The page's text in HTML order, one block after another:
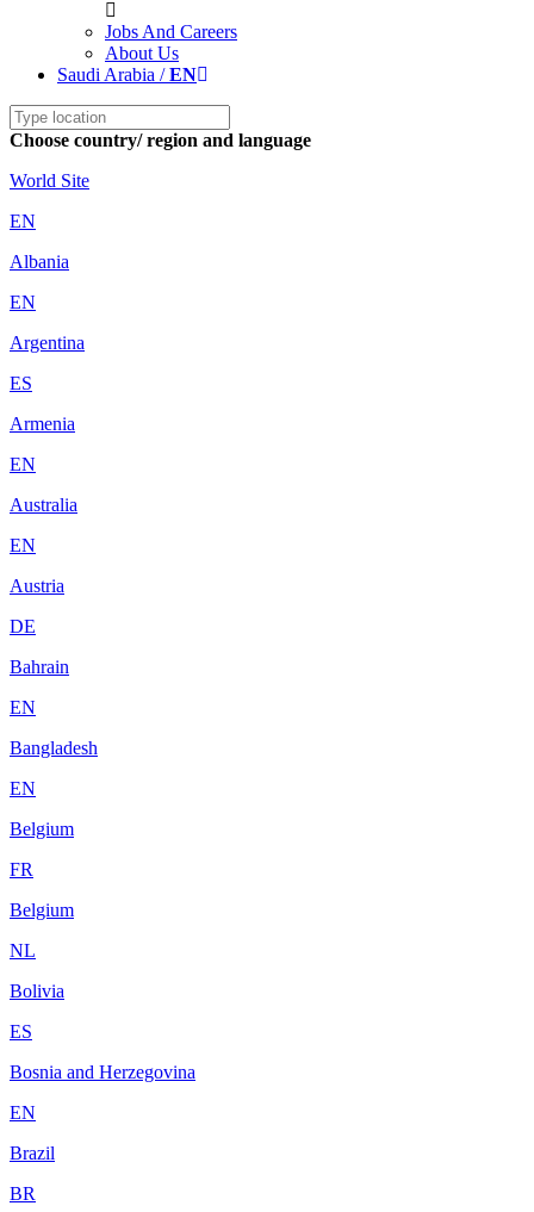
Jobs And Careers
About Us
Saudi Arabia /EN
Choose country/ region and language
World Site
EN
Albania
EN
Argentina
ES
Armenia
EN
Australia
EN
Austria
DE
Bahrain
EN
Bangladesh
EN
Belgium
FR
Belgium
NL
Bolivia
ES
Bosnia and Herzegovina
EN
Brazil
BR